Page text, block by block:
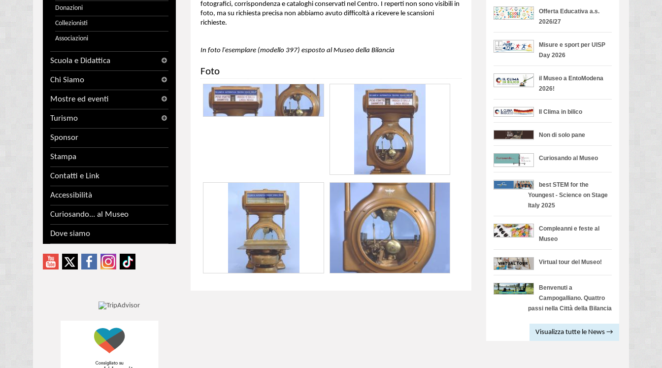
Donazioni
Collezionisti
Associazioni
Scuola e Didattica
Chi Siamo
Mostre ed eventi
Turismo
Sponsor
Stampa
Contatti e Link
Accessibilità
Curiosando... al Museo
Dove siamo
fotografici, corrispondenza e cataloghi conservati nel Centro. I reperti non sono visibili in
foto, ma su richiesta precisa non abbiamo avuto difficoltà a ricevere le scansioni
richieste.
In foto l'esemplare (modello 397) esposto al Museo della Bilancia
Foto
Offerta Educativa a.s.
2026/27
Misure e sport per UISP
Day 2026
il Museo a EntoModena
2026!
Il Clima in bilico
Non di solo pane
Curiosando al Museo
best STEM for the
Youngest - Science on Stage
Italy 2025
Compleanni e feste al
Museo
Virtual tour del Museo!
Benvenuti a
Campogalliano. Quattro
passi nella Città della Bilancia
Visualizza tutte le News →